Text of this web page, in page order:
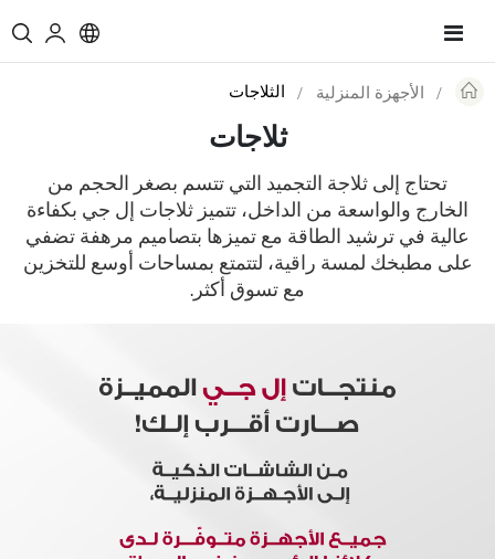
Toggle
الأجهزة المنزلية الثلاجات
ثلاجات
تحتاج إلى ثلاجة التجميد التي تتسم بصغر الحجم من
الخارج والواسعة من الداخل، تتميز ثلاجات إل جي بكفاءة
عالية في ترشيد الطاقة مع تميزها بتصاميم مرهفة تضفي
على مطبخك لمسة راقية، لتتمتع بمساحات أوسع للتخزين
مع تسوق أكثر.